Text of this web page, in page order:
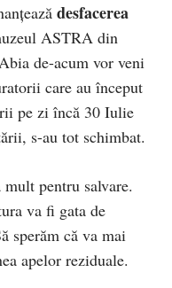
desfacerea
ASTRA din
de-acum vor veni
care au început
pe zi încă 30 Iulie
s-au tot schimbat.
pentru salvare.
va fi gata de
sperăm că va mai
apelor reziduale.